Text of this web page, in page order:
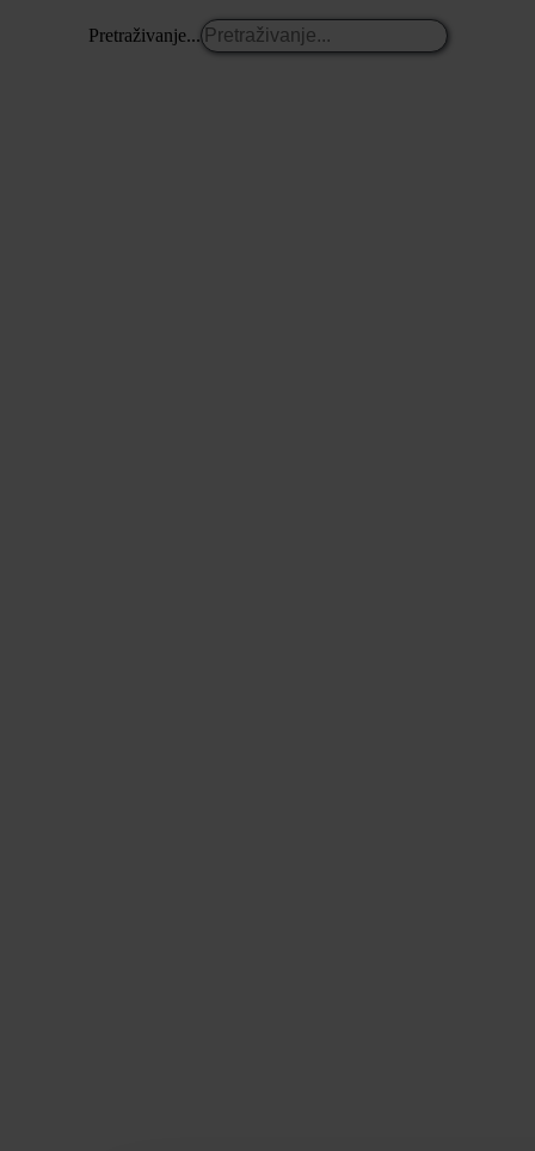
Pretraživanje...